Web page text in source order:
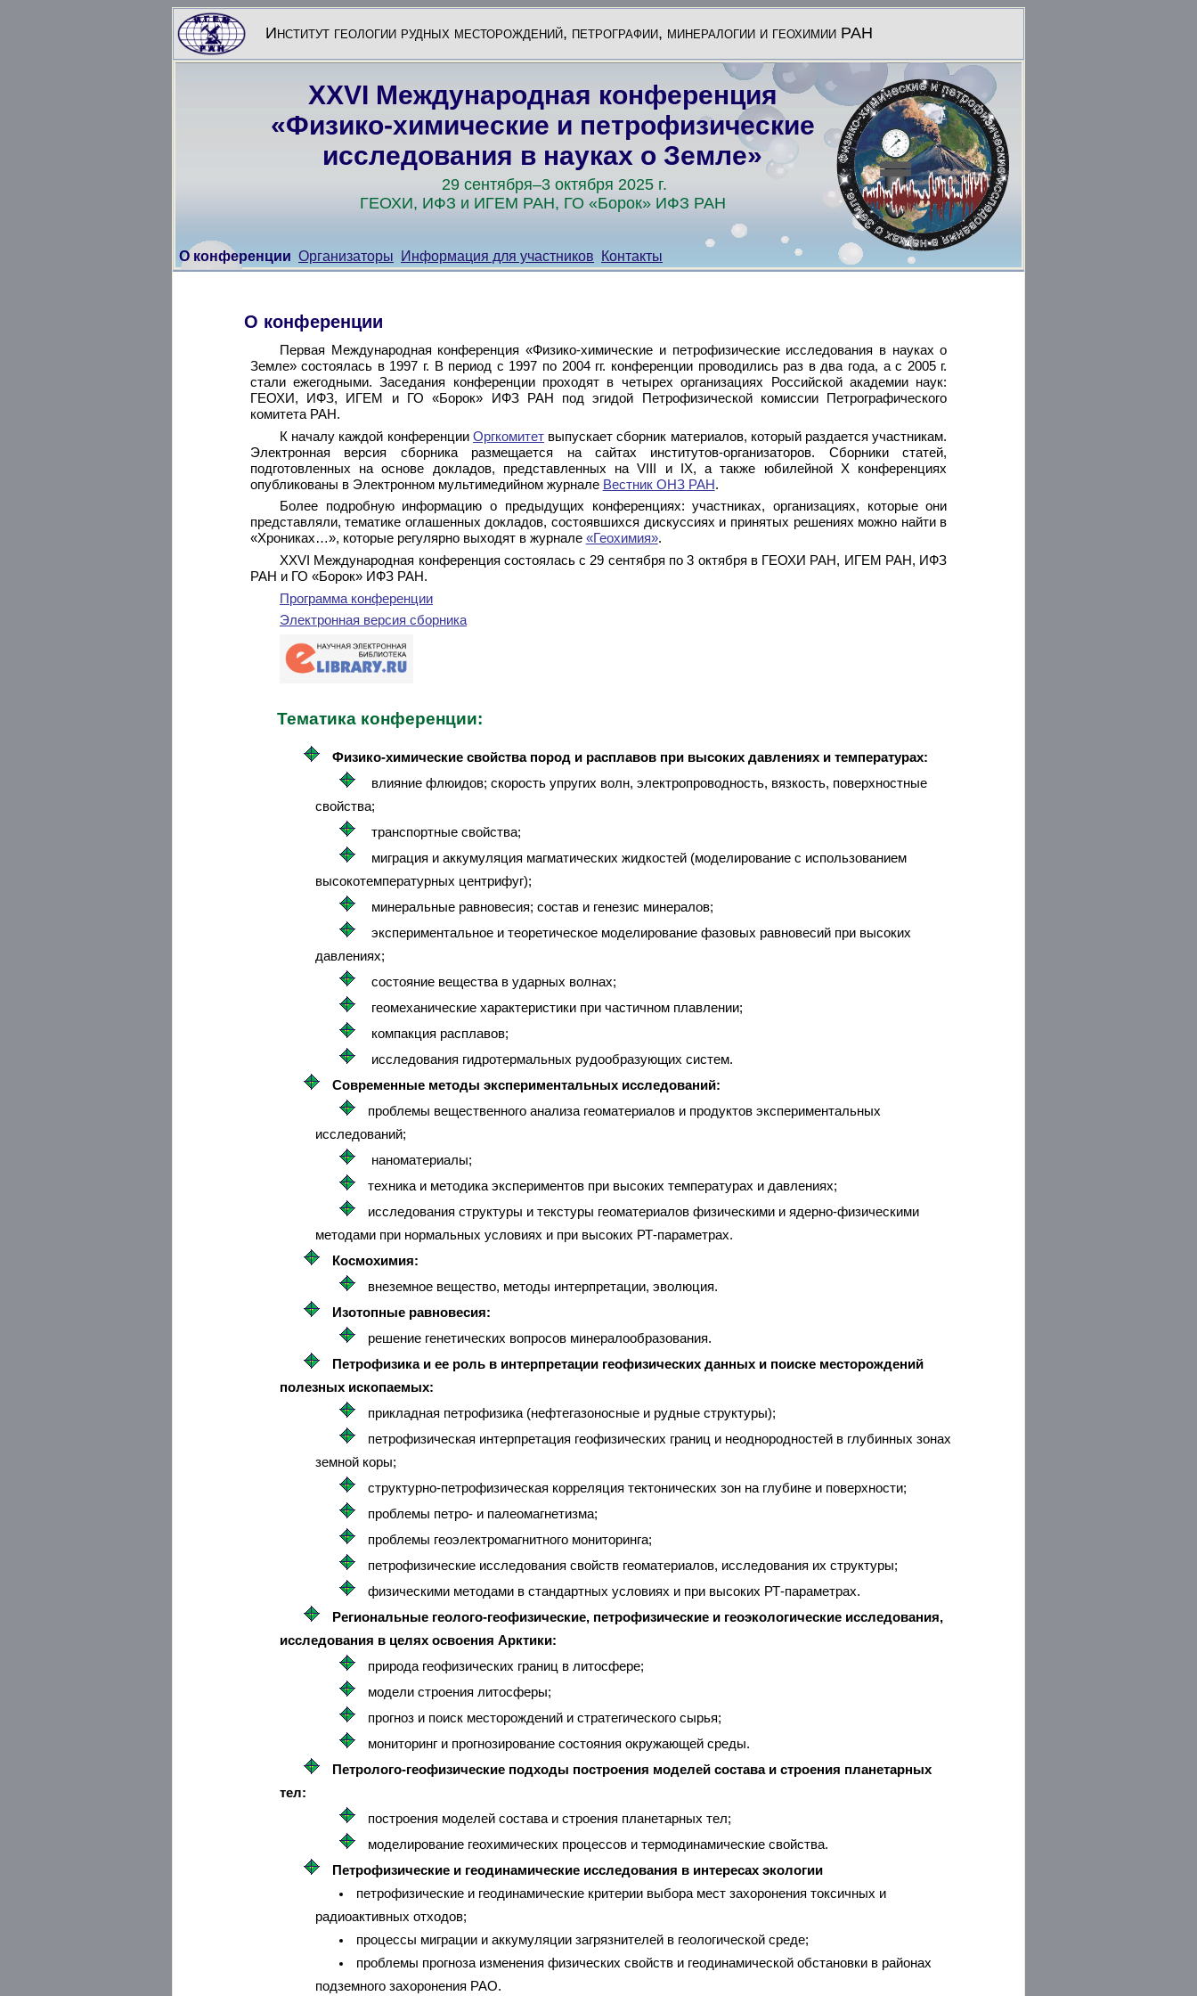
Институт геологии рудных месторождений, петрографии, минералогии и геохимии РАН
XXVI Международная конференция
«Физико-химические и петрофизические
исследования в науках о Земле»
29 сентября–3 октября 2025 г.
ГЕОХИ, ИФЗ и ИГЕМ РАН, ГО «Борок» ИФЗ РАН
О конференции Организаторы Информация для участников Контакты
О конференции
Первая Международная конференция «Физико-химические и петрофизические исследования в науках о
Земле» состоялась в 1997 г. В период с 1997 по 2004 гг. конференции проводились раз в два года, а с 2005 г.
стали ежегодными. Заседания конференции проходят в четырех организациях Российской академии наук:
ГЕОХИ, ИФЗ, ИГЕМ и ГО «Борок» ИФЗ РАН под эгидой Петрофизической комиссии Петрографического
комитета РАН.
К началу каждой конференции Оргкомитетвыпускает сборник материалов, который раздается участникам.
Электронная версия сборника размещается на сайтах институтов-организаторов. Сборники статей,
подготовленных на основе докладов, представленных на VIII и IX, а также юбилейной X конференциях
опубликованы в Электронном мультимедийном журнале Вестник ОНЗ РАН.
Более подробную информацию о предыдущих конференциях: участниках, организациях, которые они
представляли, тематике оглашенных докладов, состоявшихся дискуссиях и принятых решениях можно найти в
«Хрониках…», которые регулярно выходят в журнале «Геохимия».
XХVI Международная конференция состоялась с 29 сентября по 3 октября в ГЕОХИ РАН, ИГЕМ РАН, ИФЗ
РАН и ГО «Борок» ИФЗ РАН.
Программа конференции
Электронная версия сборника
Тематика конференции:
Физико-химические свойства пород и расплавов при высоких давлениях и температурах:
влияние флюидов; скорость упругих волн, электропроводность, вязкость, поверхностные
свойства;
транспортные свойства;
миграция и аккумуляция магматических жидкостей (моделирование с использованием
высокотемпературных центрифуг);
минеральные равновесия; состав и генезис минералов;
экспериментальное и теоретическое моделирование фазовых равновесий при высоких
давлениях;
состояние вещества в ударных волнах;
геомеханические характеристики при частичном плавлении;
компакция расплавов;
исследования гидротермальных рудообразующих систем.
Современные методы экспериментальных исследований:
проблемы вещественного анализа геоматериалов и продуктов экспериментальных
исследований;
наноматериалы;
техника и методика экспериментов при высоких температурах и давлениях;
исследования структуры и текстуры геоматериалов физическими и ядерно-физическими
методами при нормальных условиях и при высоких РТ-параметрах.
Космохимия:
внеземное вещество, методы интерпретации, эволюция.
Изотопные равновесия:
решение генетических вопросов минералообразования.
Петрофизика и ее роль в интерпретации геофизических данных и поиске месторождений
полезных ископаемых:
прикладная петрофизика (нефтегазоносные и рудные структуры);
петрофизическая интерпретация геофизических границ и неоднородностей в глубинных зонах
земной коры;
структурно-петрофизическая корреляция тектонических зон на глубине и поверхности;
проблемы петро- и палеомагнетизма;
проблемы геоэлектромагнитного мониторинга;
петрофизические исследования свойств геоматериалов, исследования их структуры;
физическими методами в стандартных условиях и при высоких РТ-параметрах.
Региональные геолого-геофизические, петрофизические и геоэкологические исследования,
исследования в целях освоения Арктики:
природа геофизических границ в литосфере;
модели строения литосферы;
прогноз и поиск месторождений и стратегического сырья;
мониторинг и прогнозирование состояния окружающей среды.
Петролого-геофизические подходы построения моделей состава и строения планетарных
тел:
построения моделей состава и строения планетарных тел;
моделирование геохимических процессов и термодинамические свойства.
Петрофизические и геодинамические исследования в интересах экологии
петрофизические и геодинамические критерии выбора мест захоронения токсичных и
радиоактивных отходов;
процессы миграции и аккумуляции загрязнителей в геологической среде;
проблемы прогноза изменения физических свойств и геодинамической обстановки в районах
подземного захоронения РАО.